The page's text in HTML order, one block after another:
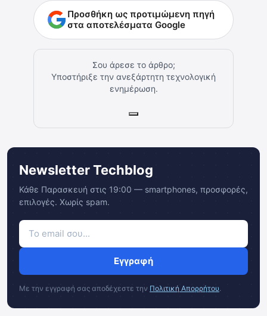
Προσθήκη ως προτιμώμενη πηγή
στα αποτελέσματα Google
Σου άρεσε το άρθρο;
Υποστήριξε την ανεξάρτητη τεχνολογική
ενημέρωση.
Newsletter Techblog
Κάθε Παρασκευή στις 19:00 — smartphones, προσφορές,
επιλογές. Χωρίς spam.
Εγγραφή
Με την εγγραφή σας αποδέχεστε την Πολιτική Απορρήτου.